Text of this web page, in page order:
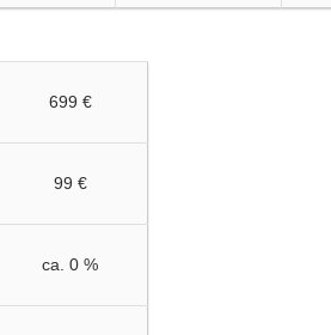
699 €
99 €
ca. 0 %